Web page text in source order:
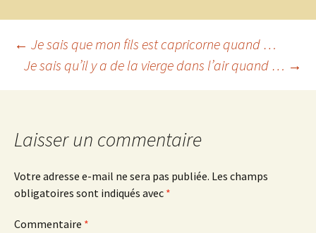
Navigation
des
articles
← Je sais que mon fils est capricorne quand …
Je sais qu’il y a de la vierge dans l’air quand … →
Laisser un commentaire
Votre adresse e-mail ne sera pas publiée. Les champs
obligatoires sont indiqués avec *
Commentaire *